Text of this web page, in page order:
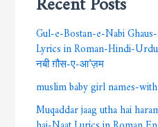
Gul-e-Bostan-e-Nabi
Lyrics in Roman-Hindi-
नबी ग़ौस-ए-आ’ज़म
muslim baby girl names-
Muqaddar jaag utha hai